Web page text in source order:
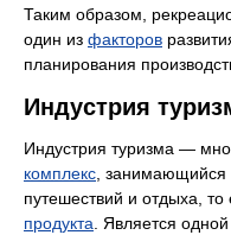
Таким образом,
один из факторов
планирования
Индустрия
Индустрия туризма —
комплекс , занимающийся
путешествий и отдыха, то
продукта . Является